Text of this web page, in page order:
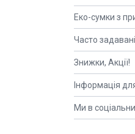
Еко-сумки з
Часто
Знижки, Акції!
Інформація
Ми в